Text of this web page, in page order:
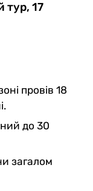
тур, 17
провів 18
до 30
загалом